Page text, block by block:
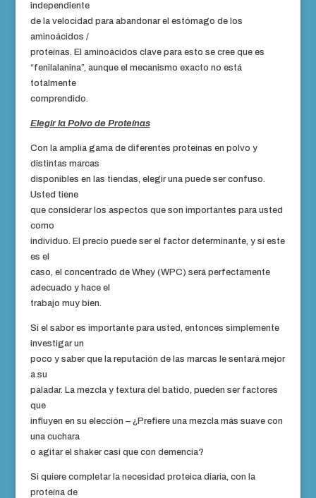
independiente
de la velocidad para abandonar el estómago de los
aminoácidos /
proteínas. El aminoácidos clave para esto se cree que es
“fenilalanina”, aunque el mecanismo exacto no está
totalmente
comprendido.
Elegir la Polvo de Proteínas
Con la amplia gama de diferentes proteínas en polvo y
distintas marcas
disponibles en las tiendas, elegir una puede ser confuso.
Usted tiene
que considerar los aspectos que son importantes para usted
como
individuo. El precio puede ser el factor determinante, y si este
es el
caso, el concentrado de Whey (WPC) será perfectamente
adecuado y hace el
trabajo muy bien.
Si el sabor es importante para usted, entonces simplemente
investigar un
poco y saber que la reputación de las marcas le sentará mejor
a su
paladar. La mezcla y textura del batido, pueden ser factores
que
influyen en su elección – ¿Prefiere una mezcla más suave con
una cuchara
o agitar el shaker casi que con demencia?
Si quiere completar la necesidad proteica diaria, con la
proteína de